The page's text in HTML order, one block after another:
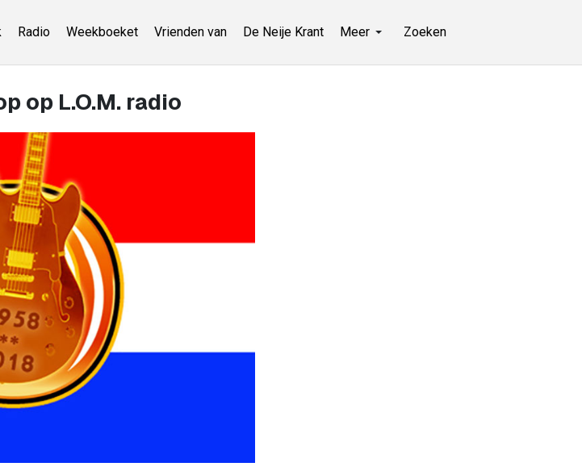
Radio Weekboeket Vrienden van De Neije Krant Meer Zoeken
op L.O.M. radio